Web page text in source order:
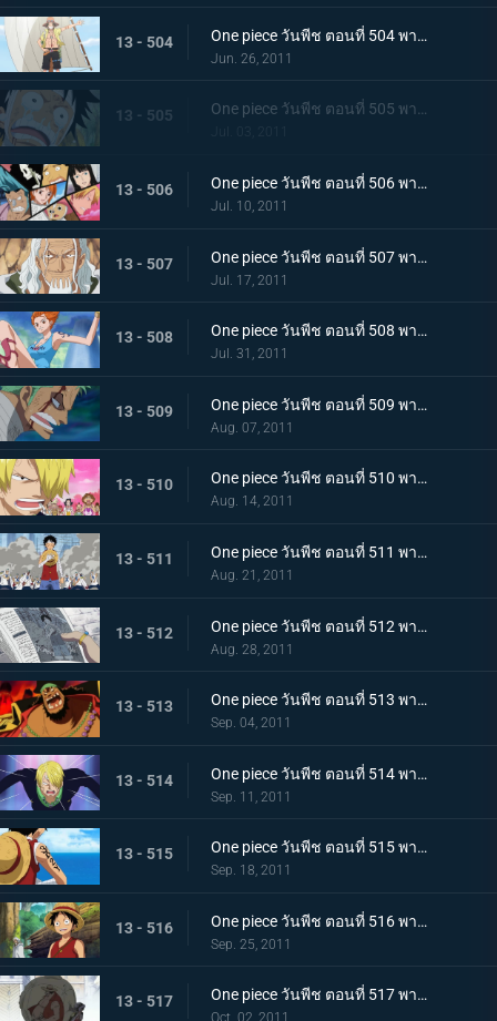
13 - 504 One piece วันพีช ตอนที่ 504 พากย์ไทย เพื่อบรรลุคำสัญญา ! การออกเดินทางของแต่ละคน!
Jun. 26, 2011
13 - 505 One piece วันพีช ตอนที่ 505 พากย์ไทย อยากเจอพรรคพวก! เสียงตะโกนทั้งน้ำตาของลูฟี่
Jul. 03, 2011
13 - 506 One piece วันพีช ตอนที่ 506 พากย์ไทย กลุ่มหมวกฟางตกตะลึง! ข่าวร้ายที่มาเยือน
Jul. 10, 2011
13 - 507 One piece วันพีช ตอนที่ 507 พากย์ไทย พบราชานรกเรย์ลี่อีกครั้ง ได้เวลาลูฟี่ตัดสินใจ
Jul. 17, 2011
13 - 508 One piece วันพีช ตอนที่ 508 พากย์ไทย กลับไปหากัปตัน การหนีจากเกาะท้องฟ้าและคดีที่เกาะฤดูหนาว
Jul. 31, 2011
13 - 509 One piece วันพีช ตอนที่ 509 พากย์ไทย การติดต่อ! ยอดนักดาบมิฮอร์ค โซโลทุ่มพลังใจสู้สุดชีวิต
Aug. 07, 2011
13 - 510 One piece วันพีช ตอนที่ 510 พากย์ไทย ความทรมานของซันจิ! ราชินีผู้กลับคืนสู่อาณาจักร
Aug. 14, 2011
13 - 511 One piece วันพีช ตอนที่ 511 พากย์ไทย การขึ้นฝั่งอีกครั้งที่น่าเหลือเชื่อ! ลูฟี่ ไปยังศูนย์ใหญ่กองทัพเรือ!
Aug. 21, 2011
13 - 512 One piece วันพีช ตอนที่ 512 พากย์ไทย จงไปถึงพรรคพวก!! ข่าวใหญ่ที่ดังไปทั่วโลก
Aug. 28, 2011
13 - 513 One piece วันพีช ตอนที่ 513 พากย์ไทย เหล่าโจรสลัดเคลื่อนไหว!!! นิวเวิลด์เริ่มสั่นสะเทือน!
Sep. 04, 2011
13 - 514 One piece วันพีช ตอนที่ 514 พากย์ไทย เอาชีวิตรอดจากขุมนรก!!! การดวลที่เดิมพันด้วยความเป็นชายของซันจิ
Sep. 11, 2011
13 - 515 One piece วันพีช ตอนที่ 515 พากย์ไทย ต้องเก่งยิ่งขึ้นไปอีก!! คำสาบานของโซโลต่อกัปตัน!
Sep. 18, 2011
13 - 516 One piece วันพีช ตอนที่ 516 พากย์ไทย ลูฟี่เริ่มฝึกวิชา! ไปยังสถานที่แห่งสัญญาใน 2 ปีให้หลัง
Sep. 25, 2011
13 - 517 One piece วันพีช ตอนที่ 517 พากย์ไทย เปิดม่านบทใหม่! กลุ่มหมวกฟางรวมตัวกันอีกครั้ง